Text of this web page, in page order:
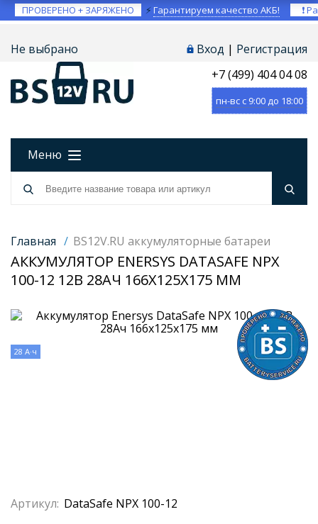
ПРОВЕРЕНО + ЗАРЯЖЕНО ⚡Гарантируем качество АКБ! ❗
Не выбрано Вход | Регистрация
+7 (499) 404 04 08
пн-вс с 9:00 до 18:00
Меню
Главная / BS12V.RU аккумуляторные батареи
АККУМУЛЯТОР ENERSYS DATASAFE NPX
100-12 12В 28АЧ 166X125X175 ММ
28 А·ч
Артикул: DataSafe NPX 100-12